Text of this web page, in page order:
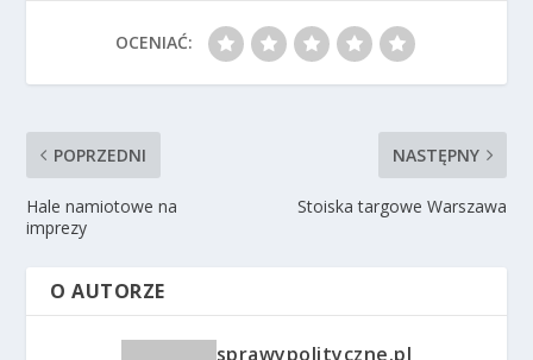
OCENIAĆ:
POPRZEDNI
Hale namiotowe na
imprezy
NASTĘPNY
Stoiska targowe Warszawa
O AUTORZE
sprawypolityczne.pl